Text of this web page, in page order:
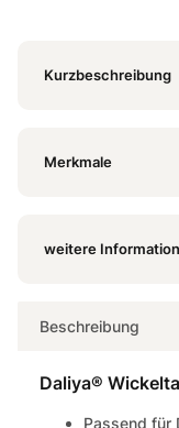
Kurzbeschreibung
Merkmale
weitere
Beschreibung
Daliya®
Passend für